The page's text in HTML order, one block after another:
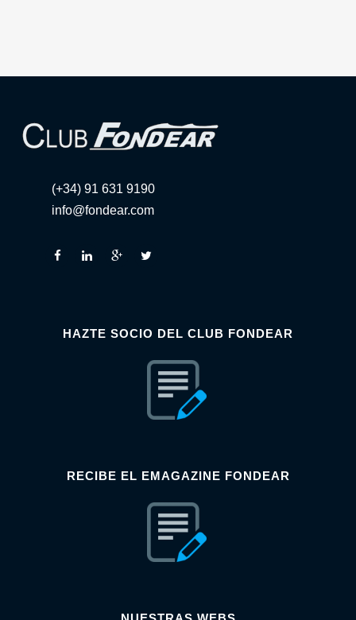
(+34) 91 631 9190
info@fondear.com
HAZTE SOCIO DEL CLUB FONDEAR
RECIBE EL EMAGAZINE FONDEAR